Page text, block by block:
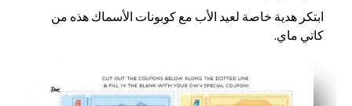
ابتكر هدية خاصة لعيد الأب مع كوبونات الأسماك هذه من
كاتي ماي.